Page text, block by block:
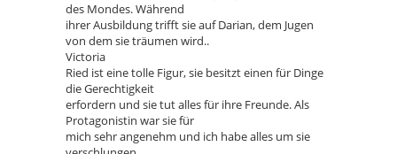
des Mondes. Während
ihrer Ausbildung trifft sie auf Darian, dem Jugen
von dem sie träumen wird..
Victoria
Ried ist eine tolle Figur, sie besitzt einen für Dinge
die Gerechtigkeit
erfordern und sie tut alles für ihre Freunde. Als
Protagonistin war sie für
mich sehr angenehm und ich habe alles um sie